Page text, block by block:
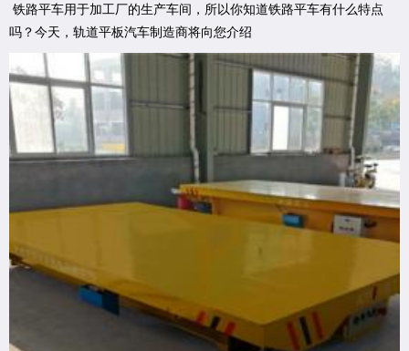
铁路平车用于加工厂的生产车间，所以你知道铁路平车有什么特点
吗？今天，轨道平板汽车制造商将向您介绍